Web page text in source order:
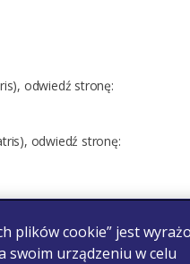
odwiedź stronę:
odwiedź stronę:
plików cookie” jest
swoim urządzeniu w celu